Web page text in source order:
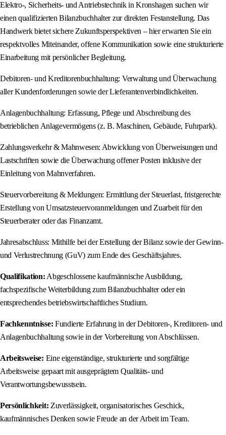
Elektro-, Sicherheits- und Antriebstechnik in Kronshagen suchen wir
einen qualifizierten Bilanzbuchhalter zur direkten Festanstellung. Das
Handwerk bietet sichere Zukunftsperspektiven – hier erwarten Sie ein
respektvolles Miteinander, offene Kommunikation sowie eine strukturierte
Einarbeitung mit persönlicher Begleitung.
Debitoren- und Kreditorenbuchhaltung: Verwaltung und Überwachung
aller Kundenforderungen sowie der Lieferantenverbindlichkeiten.
Anlagenbuchhaltung: Erfassung, Pflege und Abschreibung des
betrieblichen Anlagevermögens (z. B. Maschinen, Gebäude, Fuhrpark).
Zahlungsverkehr & Mahnwesen: Abwicklung von Überweisungen und
Lastschriften sowie die Überwachung offener Posten inklusive der
Einleitung von Mahnverfahren.
Steuervorbereitung & Meldungen: Ermittlung der Steuerlast, fristgerechte
Erstellung von Umsatzsteuervoranmeldungen und Zuarbeit für den
Steuerberater oder das Finanzamt.
Jahresabschluss: Mithilfe bei der Erstellung der Bilanz sowie der Gewinn-
und Verlustrechnung (GuV) zum Ende des Geschäftsjahres.
Qualifikation: Abgeschlossene kaufmännische Ausbildung,
fachspezifische Weiterbildung zum Bilanzbuchhalter oder ein
entsprechendes betriebswirtschaftliches Studium.
Fachkenntnisse: Fundierte Erfahrung in der Debitoren-, Kreditoren- und
Anlagenbuchhaltung sowie in der Vorbereitung von Abschlüssen.
Arbeitsweise: Eine eigenständige, strukturierte und sorgfältige
Arbeitsweise gepaart mit ausgeprägtem Qualitäts- und
Verantwortungsbewusstsein.
Persönlichkeit: Zuverlässigkeit, organisatorisches Geschick,
kaufmännisches Denken sowie Freude an der Arbeit im Team.